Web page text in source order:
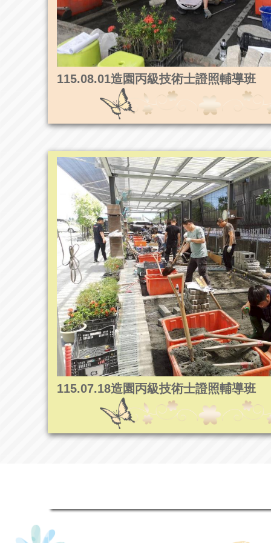
115.08.01造園丙級技術士證照輔導班
115.07.18造園丙級技術士證照輔導班